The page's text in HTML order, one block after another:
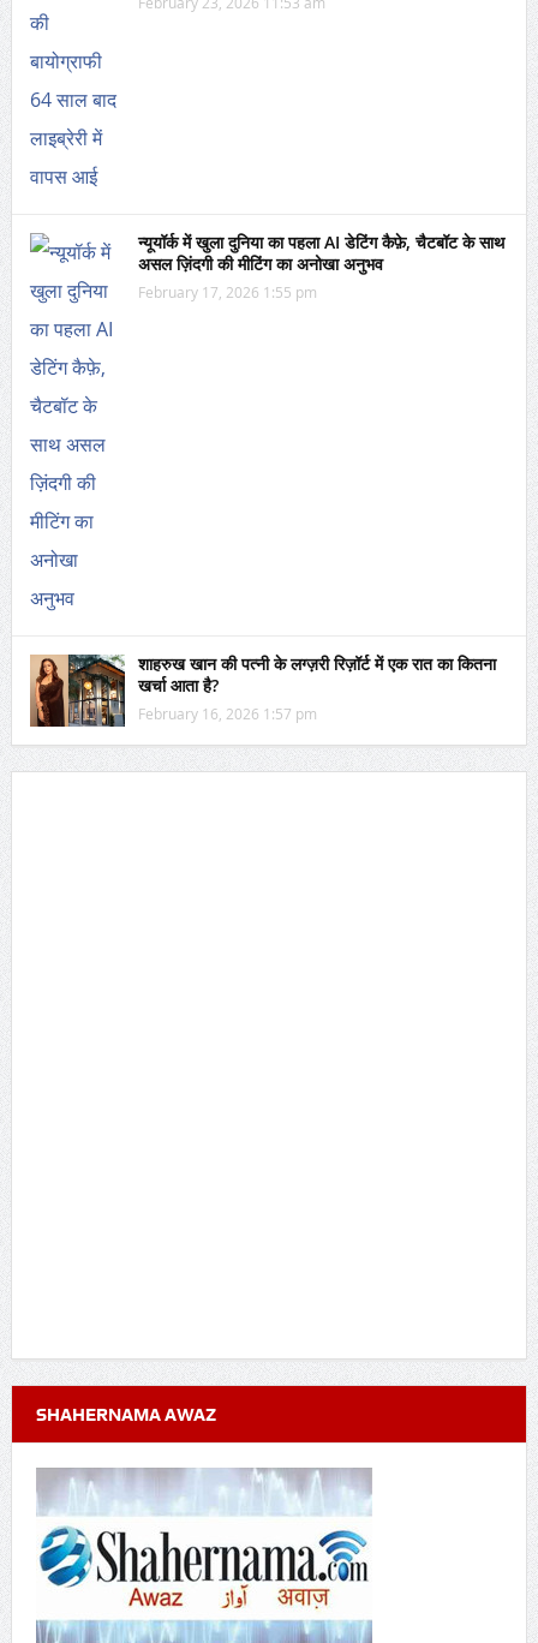
न्यूयॉर्क में खुला दुनिया का पहला AI डेटिंग कैफ़े, चैटबॉट के साथ
असल ज़िंदगी की मीटिंग का अनोखा अनुभव
February 17, 2026 1:55 pm
शाहरुख खान की पत्नी के लग्ज़री रिज़ॉर्ट में एक रात का कितना
खर्चा आता है?
February 16, 2026 1:57 pm
SHAHERNAMA AWAZ